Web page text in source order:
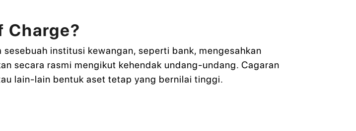
Charge?
institusi kewangan, seperti bank, mengesahkan
secara rasmi mengikut kehendak undang-undang. Cagaran
lain-lain bentuk aset tetap yang bernilai tinggi.